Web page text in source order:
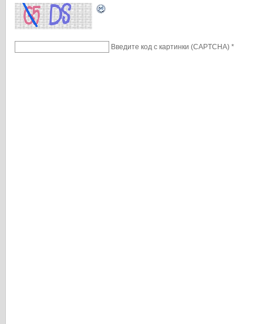
Введите код с картинки (CAPTCHA) *